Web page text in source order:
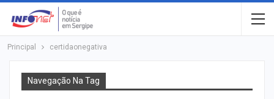
Principal certidaonegativa
Navegação Na Tag